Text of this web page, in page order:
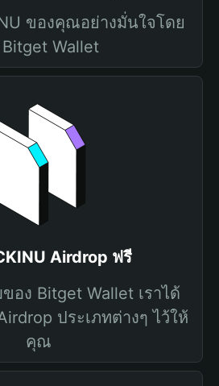
ของคุณอย่างมั่นใจโดย
Wallet
Airdrop ฟรี
อง Bitget Wallet เราได้
ประเภทต่างๆ ไว้ให้
คุณ